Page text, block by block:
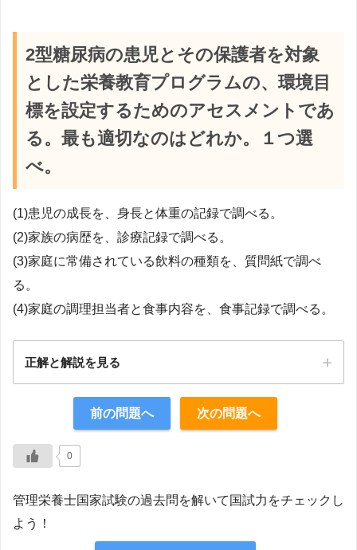
2型糖尿病の患児とその保護者を対象
とした栄養教育プログラムの、環境目
標を設定するためのアセスメントであ
る。最も適切なのはどれか。１つ選
べ。
(1)患児の成長を、身長と体重の記録で調べる。
(2)家族の病歴を、診療記録で調べる。
(3)家庭に常備されている飲料の種類を、質問紙で調べ
る。
(4)家庭の調理担当者と食事内容を、食事記録で調べる。
正解と解説を見る
前の問題へ 次の問題へ
0
管理栄養士国家試験の過去問を解いて国試力をチェックし
よう！